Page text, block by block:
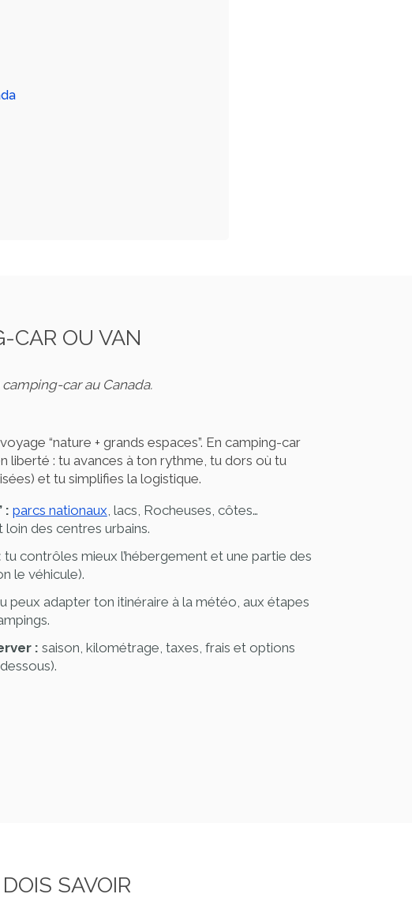
CAR OU VAN
car au Canada.
“nature + grands espaces”. En camping-car
liberté : tu avances à ton rythme, tu dors où tu
et tu simplifies la logistique.
: parcs nationaux , lacs, Rocheuses, côtes…
loin des centres urbains.
tu contrôles mieux l’hébergement et une partie des
le véhicule).
peux adapter ton itinéraire à la météo, aux étapes
: saison, kilométrage, taxes, frais et options
SAVOIR